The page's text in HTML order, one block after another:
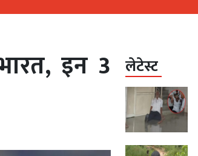
इन 3
लेटेस्ट